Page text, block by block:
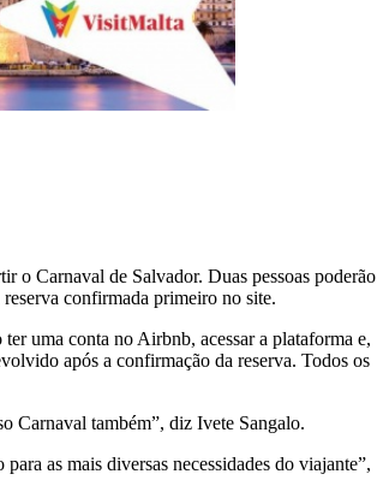
o Carnaval de Salvador. Duas pessoas poderão
confirmada primeiro no site.
uma conta no Airbnb, acessar a plataforma e,
após a confirmação da reserva. Todos os
Carnaval também”, diz Ivete Sangalo.
as mais diversas necessidades do viajante”,